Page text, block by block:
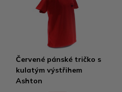
Červené pánské tričko s
kulatým výstřihem
Ashton